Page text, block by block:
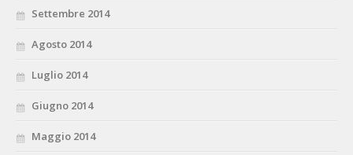
Settembre 2014
Agosto 2014
Luglio 2014
Giugno 2014
Maggio 2014